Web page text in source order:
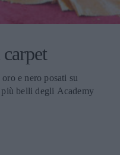
e nero posati su
belli degli Academy